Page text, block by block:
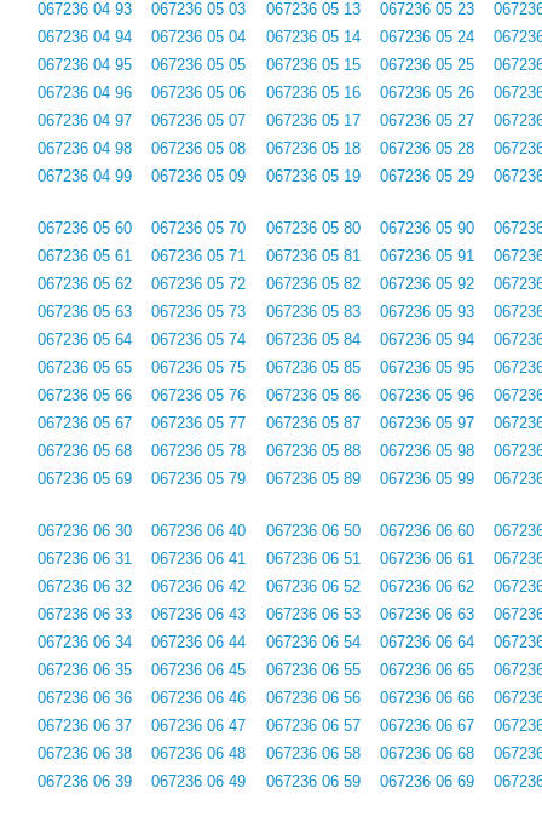
067236 04 93
067236 04 94
067236 04 95
067236 04 96
067236 04 97
067236 04 98
067236 04 99
067236 05 03
067236 05 04
067236 05 05
067236 05 06
067236 05 07
067236 05 08
067236 05 09
067236 05 13
067236 05 14
067236 05 15
067236 05 16
067236 05 17
067236 05 18
067236 05 19
067236 05 23
067236 05 24
067236 05 25
067236 05 26
067236 05 27
067236 05 28
067236 05 29
067236 05 60
067236 05 61
067236 05 62
067236 05 63
067236 05 64
067236 05 65
067236 05 66
067236 05 67
067236 05 68
067236 05 69
067236 05 70
067236 05 71
067236 05 72
067236 05 73
067236 05 74
067236 05 75
067236 05 76
067236 05 77
067236 05 78
067236 05 79
067236 05 80
067236 05 81
067236 05 82
067236 05 83
067236 05 84
067236 05 85
067236 05 86
067236 05 87
067236 05 88
067236 05 89
067236 05 90
067236 05 91
067236 05 92
067236 05 93
067236 05 94
067236 05 95
067236 05 96
067236 05 97
067236 05 98
067236 05 99
067236 06 30
067236 06 31
067236 06 32
067236 06 33
067236 06 34
067236 06 35
067236 06 36
067236 06 37
067236 06 38
067236 06 39
067236 06 40
067236 06 41
067236 06 42
067236 06 43
067236 06 44
067236 06 45
067236 06 46
067236 06 47
067236 06 48
067236 06 49
067236 06 50
067236 06 51
067236 06 52
067236 06 53
067236 06 54
067236 06 55
067236 06 56
067236 06 57
067236 06 58
067236 06 59
067236 06 60
067236 06 61
067236 06 62
067236 06 63
067236 06 64
067236 06 65
067236 06 66
067236 06 67
067236 06 68
067236 06 69